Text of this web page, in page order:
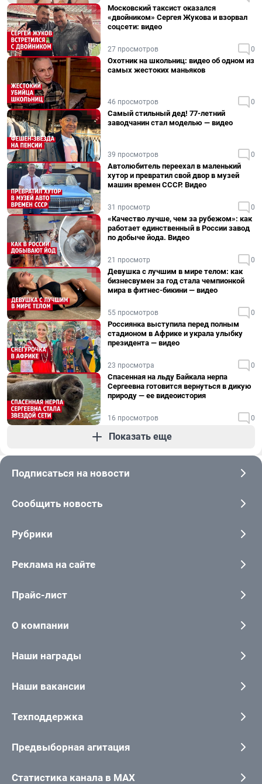
Московский таксист оказался
«двойником» Сергея Жукова и взорвал
соцсети: видео
27 просмотров 0
Охотник на школьниц: видео об одном из
самых жестоких маньяков
46 просмотров 0
Самый стильный дед! 77-летний
заводчанин стал моделью — видео
39 просмотров 0
Автолюбитель переехал в маленький
хутор и превратил свой двор в музей
машин времен СССР. Видео
31 просмотр 0
«Качество лучше, чем за рубежом»: как
работает единственный в России завод
по добыче йода. Видео
21 просмотр 0
Девушка с лучшим в мире телом: как
бизнесвумен за год стала чемпионкой
мира в фитнес-бикини — видео
55 просмотров 0
Россиянка выступила перед полным
стадионом в Африке и украла улыбку
президента — видео
23 просмотра 0
Спасенная на льду Байкала нерпа
Сергеевна готовится вернуться в дикую
природу — ее видеоистория
16 просмотров 0
Показать еще
Подписаться на новости
Сообщить новость
Рубрики
Реклама на сайте
Прайс-лист
О компании
Наши награды
Наши вакансии
Техподдержка
Предвыборная агитация
Статистика канала в MAX